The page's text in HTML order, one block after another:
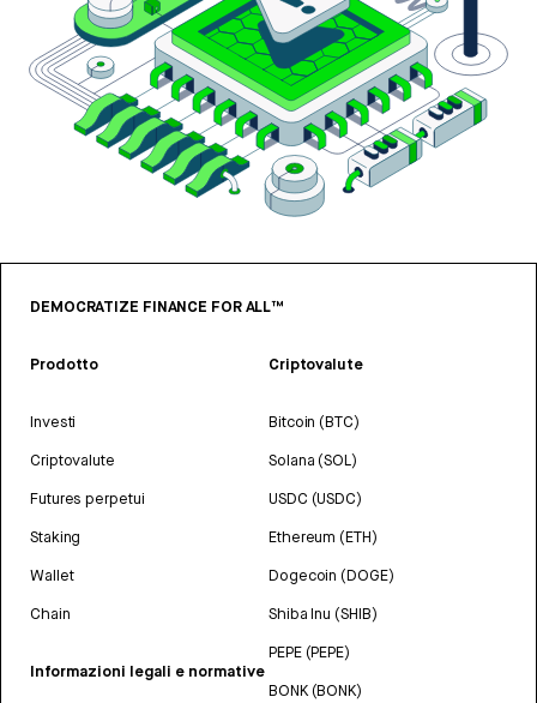
DEMOCRATIZE FINANCE FOR ALL™
Prodotto
Investi
Criptovalute
Futures perpetui
Staking
Wallet
Chain
Informazioni legali e normative
Criptovalute
Bitcoin (BTC)
Solana (SOL)
USDC (USDC)
Ethereum (ETH)
Dogecoin (DOGE)
Shiba Inu (SHIB)
PEPE (PEPE)
BONK (BONK)